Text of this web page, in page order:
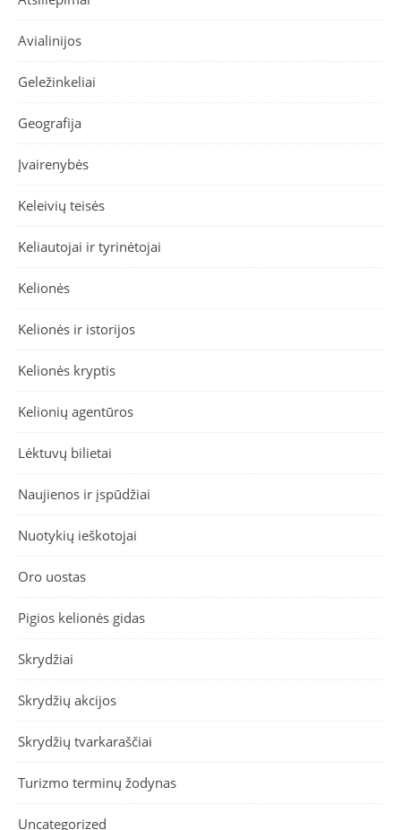
Avialinijos
Geležinkeliai
Geografija
Įvairenybės
Keleivių teisės
Keliautojai ir tyrinėtojai
Kelionės
Kelionės ir istorijos
Kelionės kryptis
Kelionių agentūros
Lėktuvų bilietai
Naujienos ir įspūdžiai
Nuotykių ieškotojai
Oro uostas
Pigios kelionės gidas
Skrydžiai
Skrydžių akcijos
Skrydžių tvarkaraščiai
Turizmo terminų žodynas
Uncategorized